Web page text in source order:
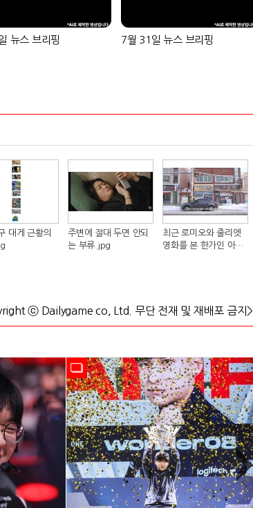
뉴스 브리핑 7월 31일 뉴스 브리핑
대게 근황의
주변에 절대 두면 안되
는 부류.jpg
최근 로미오와 줄리엣
영화를 본 한가인 아들
ⓒ Dailygame co, Ltd. 무단 전재 및 재배포 금지>